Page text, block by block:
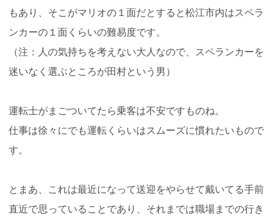
もあり、そこがマリオの１面だとすると松江市内はスペラ
ンカーの１面くらいの難易度です。
（注：人の気持ちを考えない大人なので、スペランカーを
迷いなく選ぶところが田村という男）
運転士がまごついてたら乗客は不安ですものね。
仕事は徐々にでも運転くらいはスムーズに慣れたいもので
す。
とまあ、これは最近になって送迎をやらせて戴いてる手前
直近で思っていることであり、それまでは職場までの行き